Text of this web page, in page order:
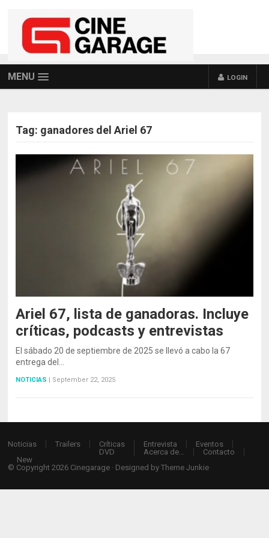
MENU LOGIN
Tag: ganadores del Ariel 67
Ariel 67, lista de ganadoras. Incluye
críticas, podcasts y entrevistas
El sábado 20 de septiembre de 2025 se llevó a cabo la 67
entrega del…
NOTICIAS September 22, 2025
Noticias Trailers
Críticas
DVD
Entrevista
Eventos
Acerca de…
Contacto
New
© Copyright 2026 Cinegarage · Designed byTheme Junkie